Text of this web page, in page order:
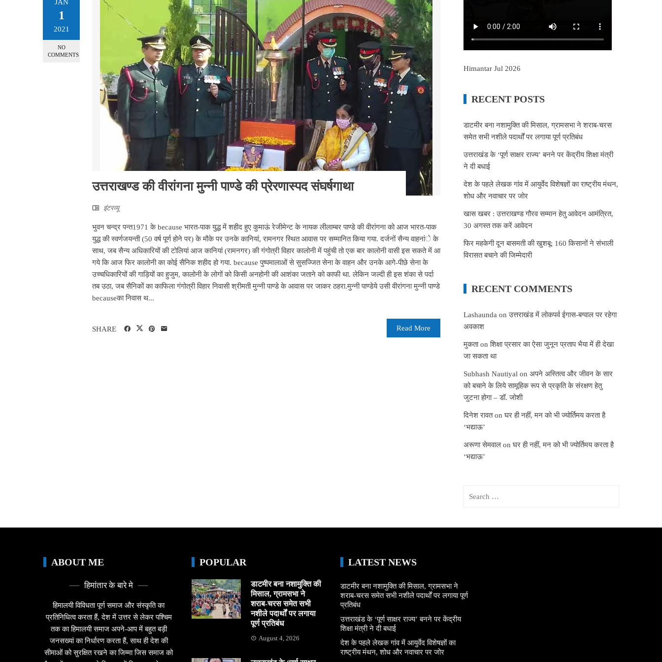
JAN
1
2021
NO
COMMENTS
उत्तराखण्ड की वीरांगना मुन्नी पाण्डे की प्रेरणास्पद संघर्षगाथा
इंटरव्‍यू
भुवन चन्द्र पन्त1971 के because भारत-पाक युद्ध में शहीद हुए कुमाऊं रेजीमेन्ट के नायक लीलाम्बर पाण्डे की वीरांगना को आज भारत-पाक
युद्ध की स्वर्णजयन्ती (50 वर्ष पूर्ण होने पर) के मौके पर उनके कानियां, रामनगर स्थित आवास पर सम्मानित किया गया. दर्जनों सैन्य वाहनांे के
साथ, जब सैन्य अधिकारियों की टोलियां आज कानियां (रामनगर) की गंगोत्री विहार कालोनी में पहुंची तो एक बार कालोनी वासी इस सकते में आ
गये कि आज फिर कालोनी का कोई सैनिक शहीद हो गया. because पुष्पमालाओं से सुसज्जित सेना के वाहन और उनके आगे-पीछे सेना के
उच्चधिकारियों की गाड़ियों का हुजुम, कालोनी के लोगों को किसी अनहोनी की आशंका जताने को काफी था. लेकिन जल्दी ही इस शंका से पर्दा
तब उठा, जब सैनिकों का काफिला गंगोत्री विहार निवासी श्रीमती मुन्नी पाण्डे के आवास पर जाकर ठहरा.मुन्नी पाण्डेये उसी वीरांगना मुन्नी पाण्डे
becauseका निवास थ...
Read More
SHARE
Himantar Jul 2026
RECENT POSTS
डाटमीर बना नशामुक्ति की मिसाल, ग्रामसभा ने शराब-चरस
समेत सभी नशीले पदार्थों पर लगाया पूर्ण प्रतिबंध
उत्तराखंड के ‘पूर्ण साक्षर राज्य’ बनने पर केंद्रीय शिक्षा मंत्री
ने दी बधाई
देश के पहले लेखक गांव में आयुर्वेद विशेषज्ञों का राष्ट्रीय मंथन,
शोध और नवाचार पर जोर
खास खबर : उत्तराखण्ड गौरव सम्मान हेतु आवेदन आमंत्रित,
30 अगस्त तक करें आवेदन
फिर महकेगी दून बासमती की खुशबू: 160 किसानों ने संभाली
विरासत बचाने की जिम्मेदारी
RECENT COMMENTS
Lashaunda onउत्तराखंड में लोकपर्व ईगास-बग्वाल पर रहेगा
अवकाश
मुकताonशिक्षा प्रसार का ऐसा जुनून प्रताप भैया में ही देखा
जा सकता था
Subhash Nautiyal onअपने अस्तित्व और जीवन के सार
को बचाने के लिये सामूहिक रूप से प्रकृति के संरक्षण हेतु
जुटना होगा – डॉ. जोशी
दिनेश रावतonघर ही नहीं, मन को भी ज्योर्तिमय करता है
‘भद्याऊ’
अरूणा सेमवाल onघर ही नहीं, मन को भी ज्योर्तिमय करता है
‘भद्याऊ’
ABOUT ME
हिमांतार के बारे मे
हिमालयी विविधता पूर्ण समाज और संस्कृति का
प्रतिनिधित्व करता हैं, देश में उत्तर से लेकर पश्चिम
तक का हिमालयी समाज अपने-आप में बहुत बड़ी
जनसख्यां का निर्धारण करता हैं, साथ ही देश की
सीमाओं को सुरक्षित रखने का जिम्मा जिस समाज को
POPULAR
डाटमीर बना नशामुक्ति की
मिसाल, ग्रामसभा ने
शराब-चरस समेत सभी
नशीले पदार्थों पर लगाया
पूर्ण प्रतिबंध
August 4, 2026
LATEST NEWS
डाटमीर बना नशामुक्ति की मिसाल, ग्रामसभा ने
शराब-चरस समेत सभी नशीले पदार्थों पर लगाया पूर्ण
प्रतिबंध
उत्तराखंड के ‘पूर्ण साक्षर राज्य’ बनने पर केंद्रीय
शिक्षा मंत्री ने दी बधाई
देश के पहले लेखक गांव में आयुर्वेद विशेषज्ञों का
राष्ट्रीय मंथन, शोध और नवाचार पर जोर